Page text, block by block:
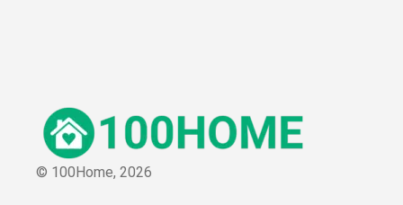
© 100Home, 2026